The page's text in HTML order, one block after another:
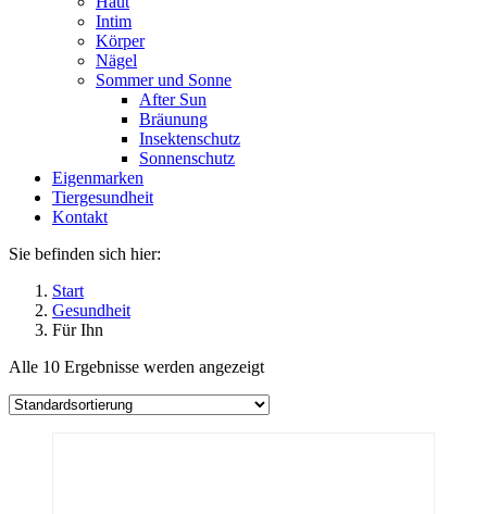
Intim
Körper
Nägel
Sommer und Sonne
After Sun
Bräunung
Insektenschutz
Sonnenschutz
Eigenmarken
Tiergesundheit
Kontakt
Sie befinden sich hier:
Start
Gesundheit
Für Ihn
Alle 10 Ergebnisse werden angezeigt